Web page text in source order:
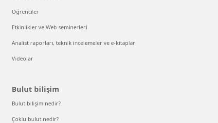
Öğrenciler
Etkinlikler ve Web seminerleri
Analist raporları, teknik incelemeler ve e-kitaplar
Videolar
Bulut bilişim
Bulut bilişim nedir?
Çoklu bulut nedir?